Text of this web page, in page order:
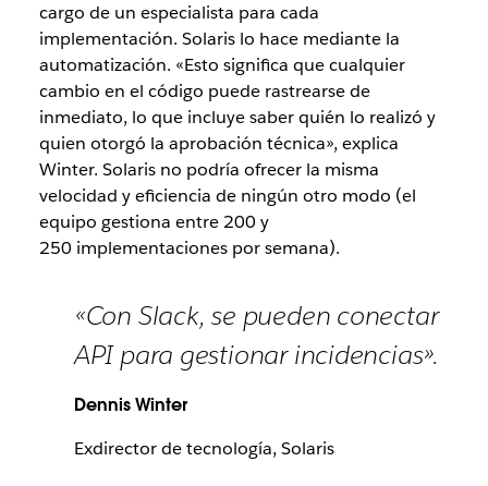
cargo de un especialista para cada
implementación. Solaris lo hace mediante la
automatización. «Esto significa que cualquier
cambio en el código puede rastrearse de
inmediato, lo que incluye saber quién lo realizó y
quien otorgó la aprobación técnica», explica
Winter. Solaris no podría ofrecer la misma
velocidad y eficiencia de ningún otro modo (el
equipo gestiona entre 200 y
250 implementaciones por semana).
«Con Slack, se pueden conectar
API para gestionar incidencias».
Dennis Winter
Exdirector de tecnología, Solaris